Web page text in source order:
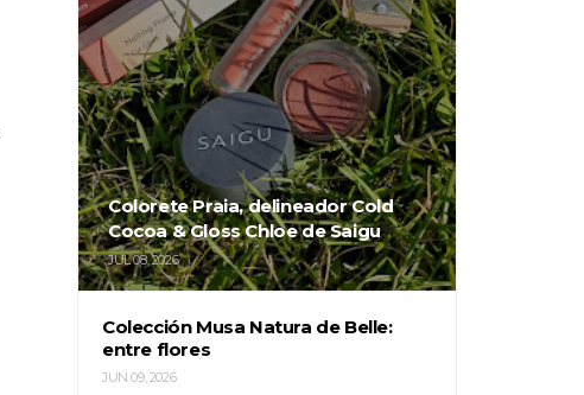
Colorete Praia, delineador Cold
Cocoa & Gloss Chloe de Saigu
JUL 08, 2026
Colección Musa Natura de Belle:
entre flores
JUN 09, 2026